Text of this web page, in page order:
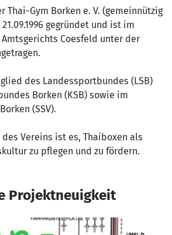
Thai-Gym Borken e. V. (gemeinnützig
gegründet und ist im
Coesfeld unter der
des Landessportbundes (LSB)
Borken (KSB) sowie im
(SSV).
Vereins ist es, Thaiboxen als
zu pflegen und zu fördern.
Projektneuigkeit